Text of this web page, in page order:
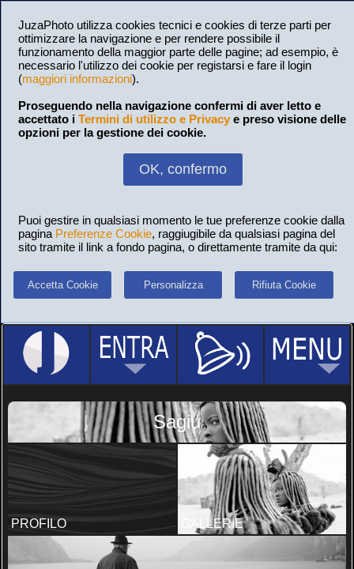
JuzaPhoto utilizza cookies tecnici e cookies di terze parti per
ottimizzare la navigazione e per rendere possibile il
funzionamento della maggior parte delle pagine; ad esempio, è
necessario l'utilizzo dei cookie per registarsi e fare il login
(maggiori informazioni).
Proseguendo nella navigazione confermi di aver letto e
accettato i Termini di utilizzo e Privacy e preso visione delle
opzioni per la gestione dei cookie.
OK, confermo
Puoi gestire in qualsiasi momento le tue preferenze cookie dalla
pagina Preferenze Cookie, raggiugibile da qualsiasi pagina del
sito tramite il link a fondo pagina, o direttamente tramite da qui:
Accetta Cookie Personalizza Rifiuta Cookie
Sagiu
PROFILO GALLERIE